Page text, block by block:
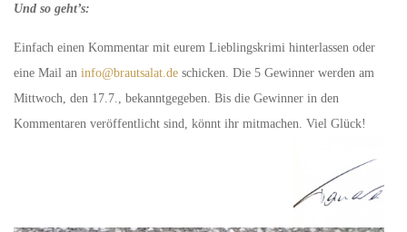
Und so geht’s:
Einfach einen Kommentar mit eurem Lieblingskrimi hinterlassen oder
eine Mail an info@brautsalat.de schicken. Die 5 Gewinner werden am
Mittwoch, den 17.7., bekanntgegeben. Bis die Gewinner in den
Kommentaren veröffentlicht sind, könnt ihr mitmachen. Viel Glück!